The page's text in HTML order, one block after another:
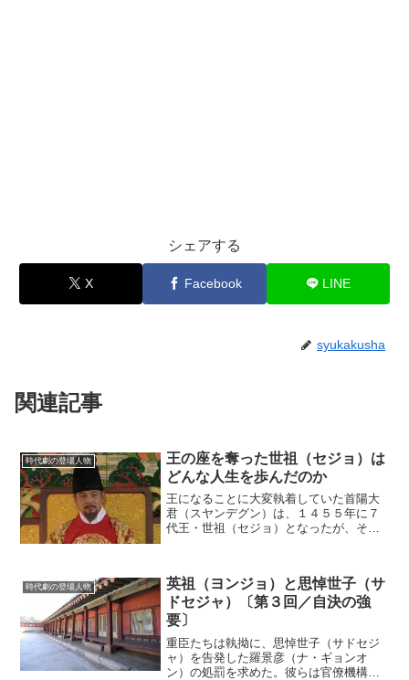
シェアする
X Facebook LINE
syukakusha
関連記事
時代劇の登場人物
王の座を奪った世祖（セジョ）は
どんな人生を歩んだのか
王になることに大変執着していた首陽大
君（スヤンデグン）は、１４５５年に７
代王・世祖（セジョ）となったが、その
時代劇の登場人物
英祖（ヨンジョ）と思悼世子（サ
ドセジャ）〔第３回／自決の強
要〕
重臣たちは執拗に、思悼世子（サドセジ
ャ）を告発した羅景彦（ナ・ギョンオ
ン）の処罰を求めた。彼らは官僚機構の